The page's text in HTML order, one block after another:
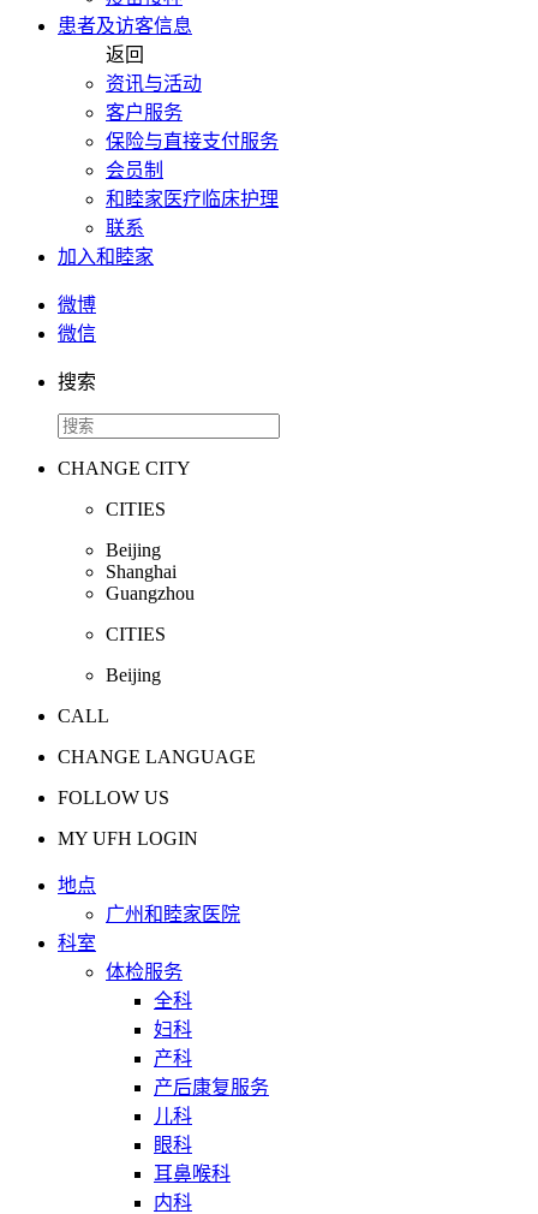
患者及访客信息
返回
资讯与活动
客户服务
保险与直接支付服务
会员制
和睦家医疗临床护理
联系
加入和睦家
微博
微信
搜索
CHANGE CITY
CITIES
Beijing
Shanghai
Guangzhou
CITIES
Beijing
CALL
CHANGE LANGUAGE
FOLLOW US
MY UFH LOGIN
地点
广州和睦家医院
科室
体检服务
全科
妇科
产科
产后康复服务
儿科
眼科
耳鼻喉科
内科